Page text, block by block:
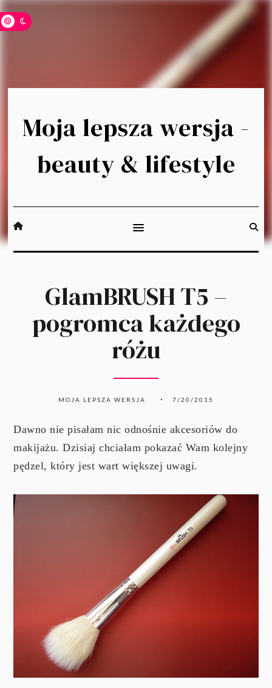
Moja lepsza wersja -
beauty & lifestyle
GlamBRUSH T5 –
pogromca każdego
różu
MOJA LEPSZA WERSJA 7/20/2015
Dawno nie pisałam nic odnośnie akcesoriów do
makijażu. Dzisiaj chciałam pokazać Wam kolejny
pędzel, który jest wart większej uwagi.